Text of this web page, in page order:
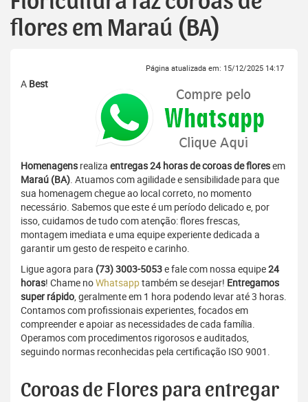
flores em Maraú (BA)
Página atualizada em: 15/12/2025 14:17
A Best
Homenagens realiza entregas 24 horas de coroas de floresem
Maraú (BA). Atuamos com agilidade e sensibilidade para que
sua homenagem chegue ao local correto, no momento
necessário. Sabemos que este é um período delicado e, por
isso, cuidamos de tudo com atenção: flores frescas,
montagem imediata e uma equipe experiente dedicada a
garantir um gesto de respeito e carinho.
Ligue agora para (73) 3003-5053e fale com nossa equipe24
horas! Chame noWhatsapptambém se desejar! Entregamos
super rápido, geralmente em 1 hora podendo levar até 3 horas.
Contamos com profissionais experientes, focados em
compreender e apoiar as necessidades de cada família.
Operamos com procedimentos rigorosos e auditados,
seguindo normas reconhecidas pela certificação ISO 9001.
Coroas de Flores para entregar